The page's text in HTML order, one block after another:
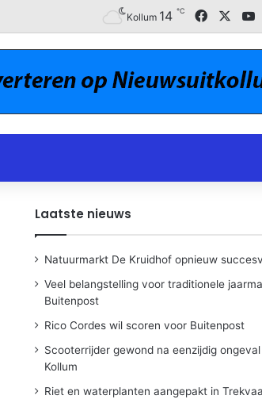
Kollum 14 ℃ Facebook
Laatste nieuws
Natuurmarkt De Kruidhof opnieuw
Veel belangstelling voor traditionele
Buitenpost
Rico Cordes wil scoren voor Buitenpost
Scooterrijder gewond na eenzijdig ongeval
Kollum
Riet en waterplanten aangepakt in